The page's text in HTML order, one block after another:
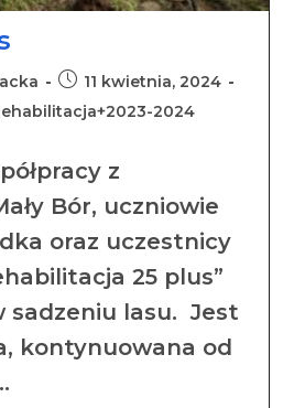
las
11 kwietnia, 2024
2024
z
Bór, uczniowie
oraz uczestnicy
25 plus”
sadzeniu lasu. Jest
kontynuowana od